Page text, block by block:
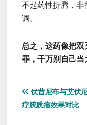
不起药性折腾，非
调。
总之，这药像把
罪，千万别自己当
文
章
伏昔尼布与艾伏
疗胶质瘤效果对比